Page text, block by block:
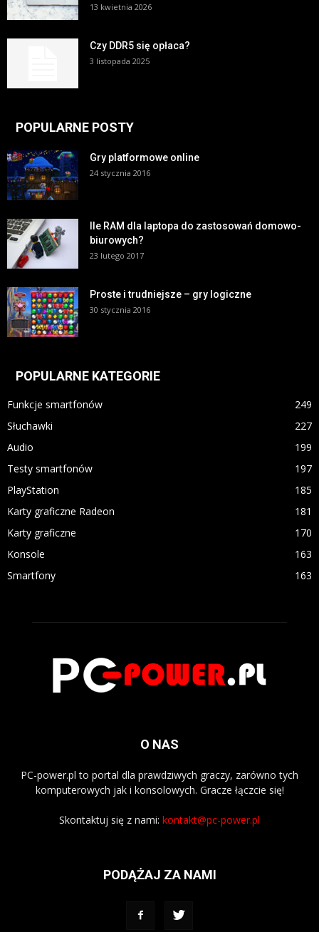
13 kwietnia 2026
Czy DDR5 się opłaca?
3 listopada 2025
POPULARNE POSTY
Gry platformowe online
24 stycznia 2016
Ile RAM dla laptopa do zastosowań domowo-
biurowych?
23 lutego 2017
Proste i trudniejsze – gry logiczne
30 stycznia 2016
POPULARNE KATEGORIE
Funkcje smartfonów
249
Słuchawki
227
Audio
199
Testy smartfonów
197
PlayStation
185
Karty graficzne Radeon
181
Karty graficzne
170
Konsole
163
Smartfony
163
O NAS
PC-power.pl to portal dla prawdziwych graczy, zarówno tych
komputerowych jak i konsolowych. Gracze łączcie się!
Skontaktuj się z nami: kontakt@pc-power.pl
PODĄŻAJ ZA NAMI